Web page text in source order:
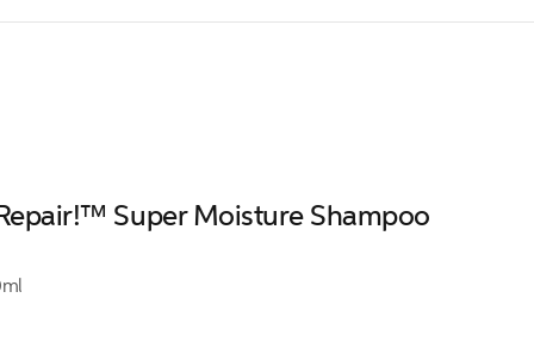
Super Moisture Shampoo